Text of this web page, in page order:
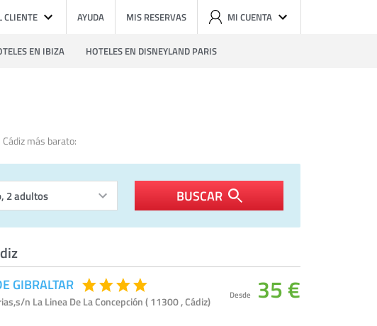
CLIENTE AYUDA MIS RESERVAS MI CUENTA
EN IBIZA HOTELES EN DISNEYLAND PARIS
más barato:
BUSCAR
GIBRALTAR
n La Linea De La Concepción ( 11300 , Cádiz)
Desde 35 €